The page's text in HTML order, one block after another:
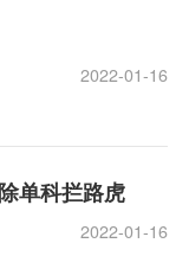
2022-01-16
单科拦路虎
2022-01-16